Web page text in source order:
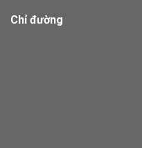
Chỉ đường